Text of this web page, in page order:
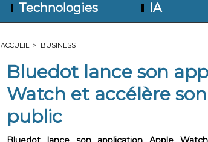
Technologies IA
ACCUEIL > BUSINESS
Bluedot lance son
Watch et accélère
public